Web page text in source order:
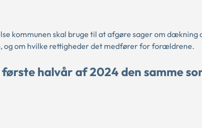
kommunen skal bruge til at afgøre sager om dækning
om hvilke rettigheder det medfører for forældrene.
halvår af 2024 den samme